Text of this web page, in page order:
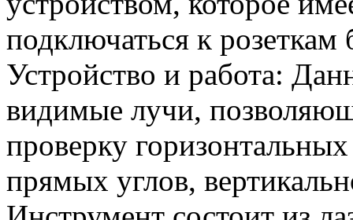
подключаться к розеткам
Устройство и работа:
видимые лучи,
проверку
прямых углов,